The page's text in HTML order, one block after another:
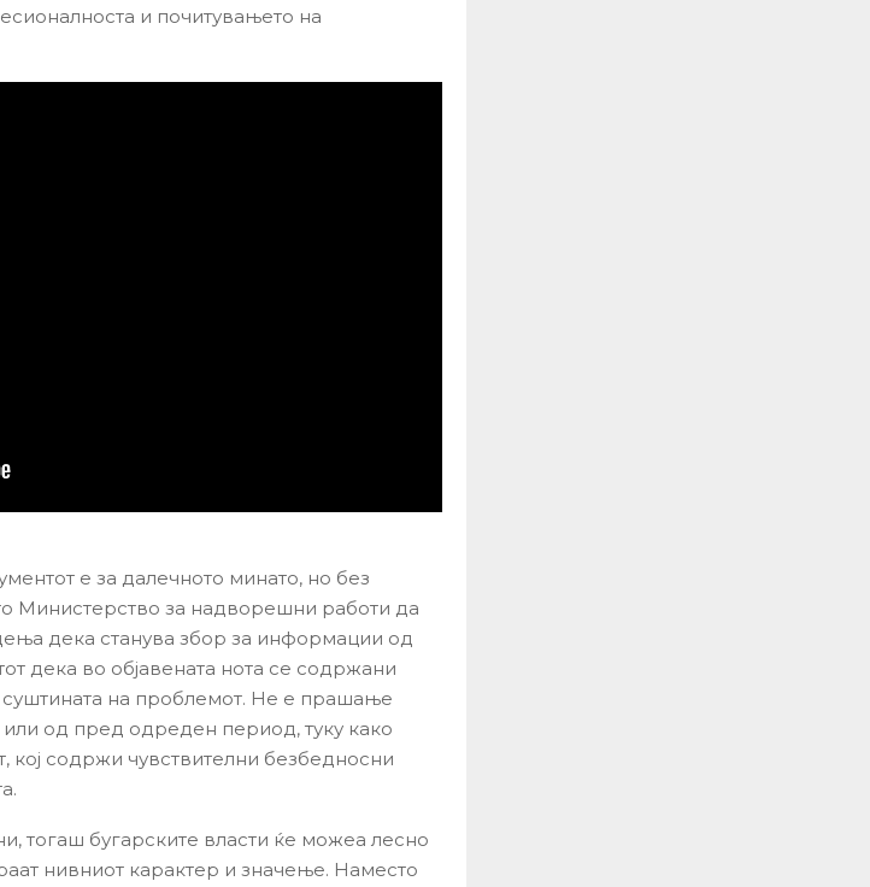
и почитувањето на
е за далечното минато, но без
Министерство за надворешни работи да
дека станува збор за информации од
дека во објавената нота се содржани
суштината на проблемот. Не е прашање
од пред одреден период, туку како
содржи чувствителни безбедносни
тогаш бугарските власти ќе можеа лесно
нивниот карактер и значење. Наместо